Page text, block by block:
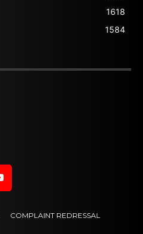
1618
1584
COMPLAINT REDRESSAL